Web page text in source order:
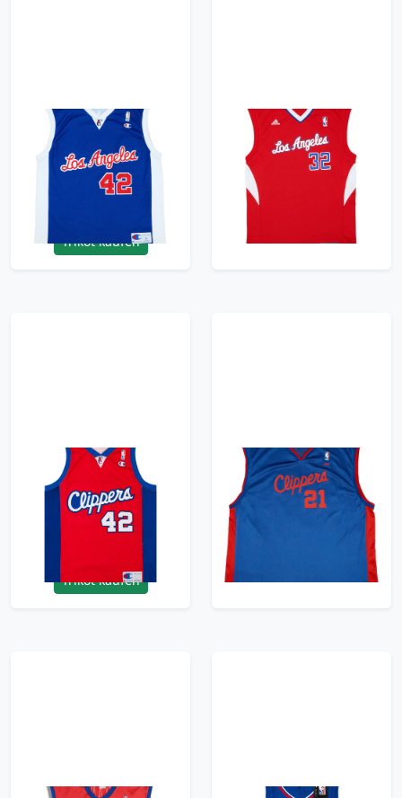
2002-08 LA Clippers
Brand #42 Champion
Alternate Jersey - 9/10
- (L)
71.99£ · ca. €85
Trikot kaufen
2010-14 LA Clippers
Griffin #32 adidas
Away Jersey - 9/10 - (S)
71.99£ · ca. €85
2001-08 LA Clippers
Brand #42 Champion
Away Jersey
(Excellent) S
59.99£ · ca. €71
Trikot kaufen
2002 LA Clippers Miles
#21 Reebok Alternate
Jersey (Excellent) 3XL
59.99£ · ca. €71